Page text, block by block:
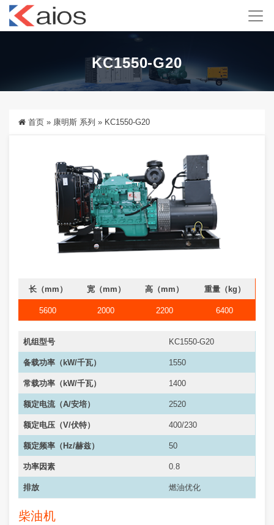
KC1550-G20
首页 » 康明斯 系列 » KC1550-G20
长（mm） 宽（mm） 高（mm） 重量（kg）
5600 2000 2200 6400
机组型号 KC1550-G20
备载功率（kW/千瓦） 1550
常载功率（kW/千瓦） 1400
额定电流（A/安培） 2520
额定电压（V/伏特） 400/230
额定频率（Hz/赫兹） 50
功率因素 0.8
排放 燃油优化
柴油机